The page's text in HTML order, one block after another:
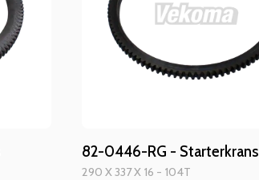
82-0446-RG - Starterkrans
290 X 337 X 16 - 104T